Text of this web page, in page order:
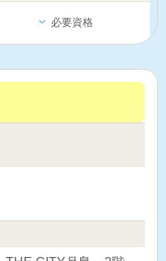
必要資格